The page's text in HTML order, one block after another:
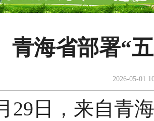
青海省部署“
2026-05-01
日，来自青海